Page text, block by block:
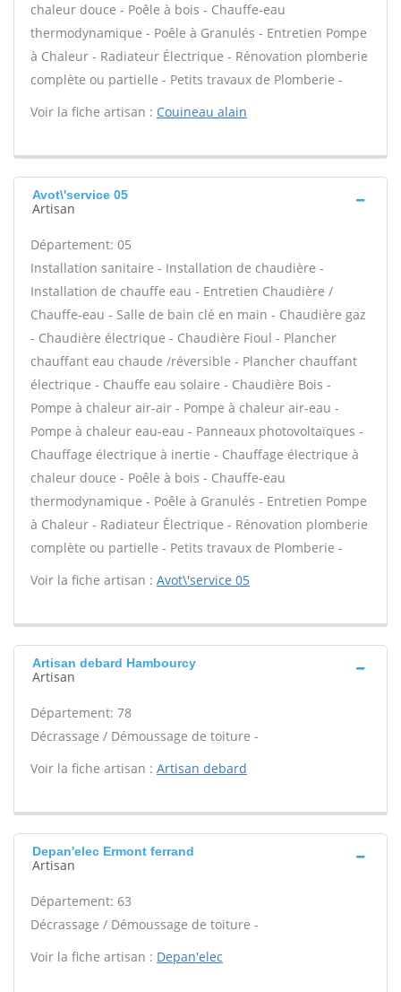
chaleur douce - Poêle à bois - Chauffe-eau
thermodynamique - Poêle à Granulés - Entretien Pompe
à Chaleur - Radiateur Électrique - Rénovation plomberie
complète ou partielle - Petits travaux de Plomberie -
Voir la fiche artisan : Couineau alain
Avot\'service 05
Artisan
Département: 05
Installation sanitaire - Installation de chaudière -
Installation de chauffe eau - Entretien Chaudière /
Chauffe-eau - Salle de bain clé en main - Chaudière gaz
- Chaudière électrique - Chaudière Fioul - Plancher
chauffant eau chaude /réversible - Plancher chauffant
électrique - Chauffe eau solaire - Chaudière Bois -
Pompe à chaleur air-air - Pompe à chaleur air-eau -
Pompe à chaleur eau-eau - Panneaux photovoltaïques -
Chauffage électrique à inertie - Chauffage électrique à
chaleur douce - Poêle à bois - Chauffe-eau
thermodynamique - Poêle à Granulés - Entretien Pompe
à Chaleur - Radiateur Électrique - Rénovation plomberie
complète ou partielle - Petits travaux de Plomberie -
Voir la fiche artisan : Avot\'service 05
Artisan debard Hambourcy
Artisan
Département: 78
Décrassage / Démoussage de toiture -
Voir la fiche artisan : Artisan debard
Depan'elec Ermont ferrand
Artisan
Département: 63
Décrassage / Démoussage de toiture -
Voir la fiche artisan : Depan'elec